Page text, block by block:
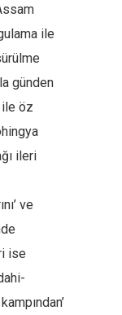
ile
günden
ile öz
ileri
ve
ise